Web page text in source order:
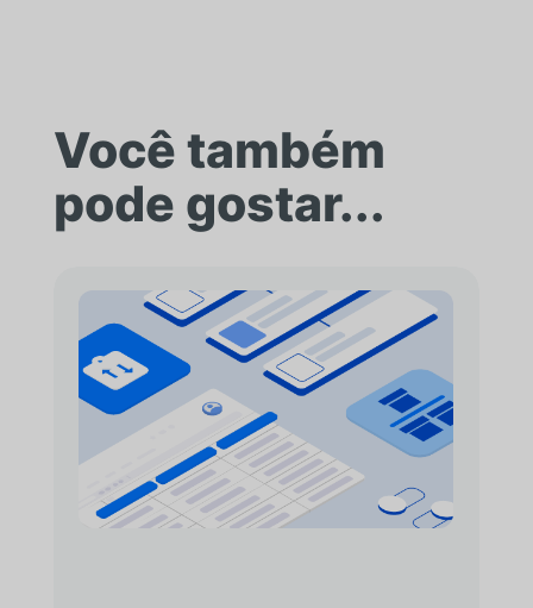
Você também
pode gostar...